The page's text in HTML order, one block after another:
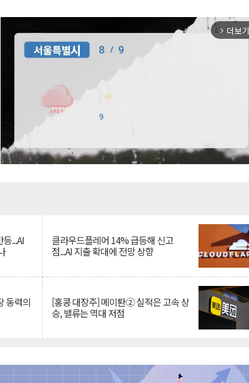
arrow_forward_ios 더보기
...AI 클라우드플레어 14% 급등해 신고
점...AI 지출 확대에 전망 상향
동력의 [홍콩 대장주] 메이퇀② 실적은 고속 상
승, 밸류는 역대 저점